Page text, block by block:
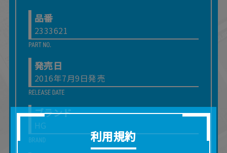
品番
2333621
発売日
2016年7月9日発売
ブランド
HG
利用規約